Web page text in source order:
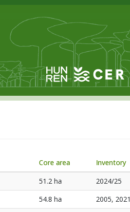
Core area
Inventory
51.2 ha
2024/25
54.8 ha
2005, 2021